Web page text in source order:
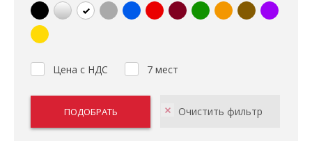
Цена с НДС 7 мест